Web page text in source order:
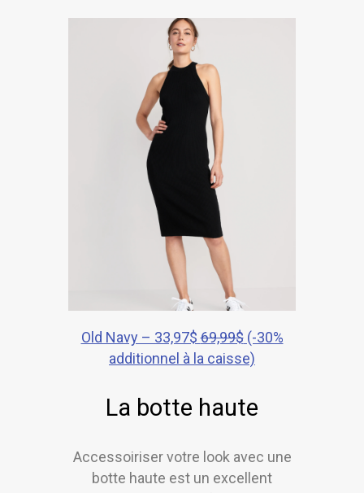
Old Navy – 33,97$69,99$(-30%
additionnel à la caisse)
La botte haute
Accessoiriser votre look avec une
botte haute est un excellent